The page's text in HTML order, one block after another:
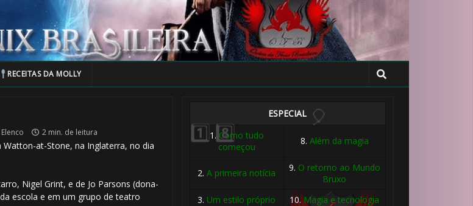
RECEITAS DA MOLLY
2 min. de leitura
at-Stone, na Inglaterra, no dia
Nigel Grint, e de Jo Parsons (dona-
escola e em um grupo de teatro
ESPECIAL
1. Como tudo
começou
8. Além da magia
2.A primeira notícia 9. O retorno ao Mundo
Bruxo
3. Um estilo próprio 10.Magia e tecnologia
🎈